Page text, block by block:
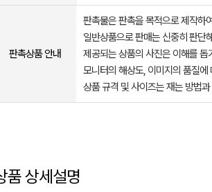
판촉상품 안내
판촉물은 판촉을 목적으로 제작하
일반상품으로 판매는 신중히 판단
제공되는 상품의 사진은 이해를
모니터의 해상도, 이미지의 품질
상품 규격 및 사이즈는 재는 방법
품 상세설명